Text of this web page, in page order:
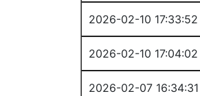
2026-02-10 17:33:52
2026-02-10 17:04:02
2026-02-07 16:34:31